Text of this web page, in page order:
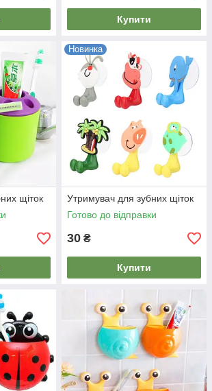
Купити
щіток
Новинка
Утримувач для зубних щіток
Готово до відправки
30 ₴
Купити